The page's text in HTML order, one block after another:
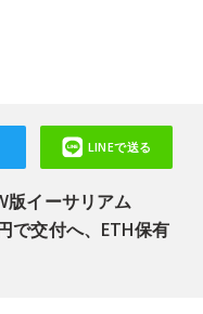
版イーサリアム
で交付へ、ETH保有
LINEで送る